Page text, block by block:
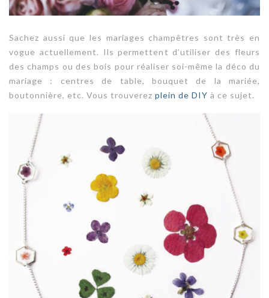
Sachez aussi que les mariages champêtres sont très en
vogue actuellement. Ils permettent d’utiliser des fleurs
des champs ou des bois pour réaliser soi-même la déco du
mariage : centres de table, bouquet de la mariée,
boutonnière, etc. Vous trouverez plein de DIY à ce sujet.